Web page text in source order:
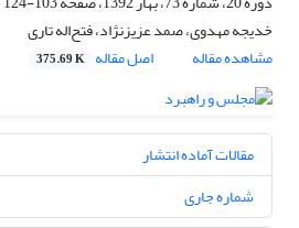
خدیجه مهدوی، صمد عزیزنژاد، فتح‌اله تاری
مشاهده مقاله
اصل مقاله 375.69 K
مقالات آماده انتشار
شماره جاری